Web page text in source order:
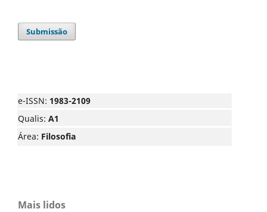
Submissão
e-ISSN: 1983-2109
Qualis: A1
Área: Filosofia
Mais lidos